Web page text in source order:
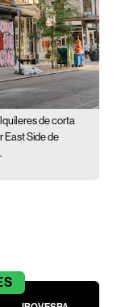
de corta
East Side de